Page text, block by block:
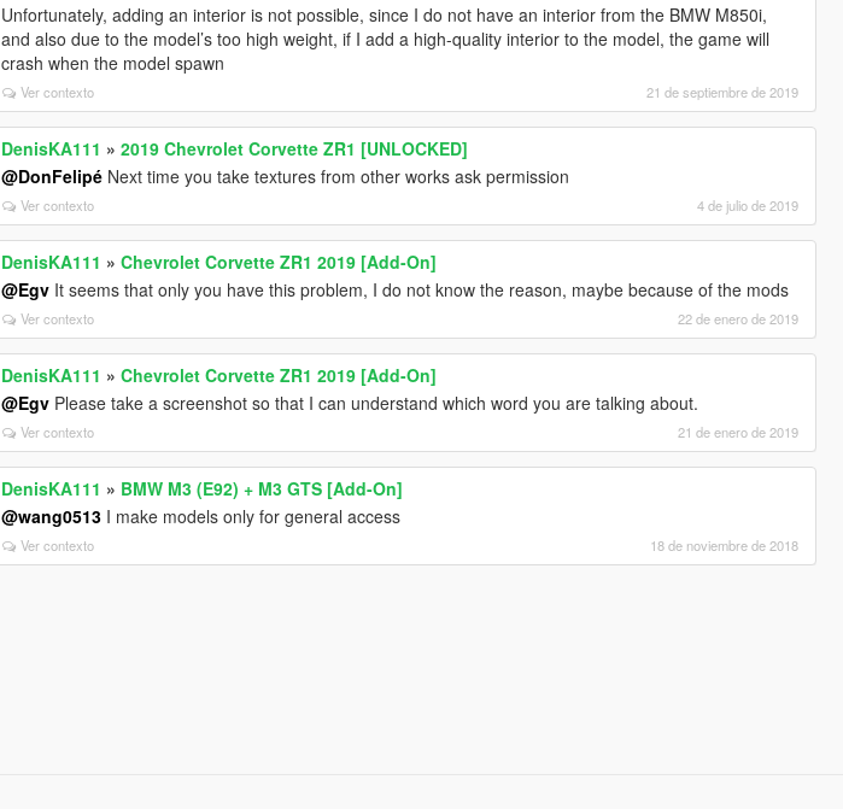
Unfortunately, adding an interior is not possible, since I do not have an interior from the BMW M850i,
and also due to the model’s too high weight, if I add a high-quality interior to the model, the game will
crash when the model spawn
Ver contexto 21 de septiembre de 2019
DenisKA111 »2019 Chevrolet Corvette ZR1 [UNLOCKED]
@DonFelipé Next time you take textures from other works ask permission
Ver contexto 4 de julio de 2019
DenisKA111 »Chevrolet Corvette ZR1 2019 [Add-On]
@Egv It seems that only you have this problem, I do not know the reason, maybe because of the mods
Ver contexto 22 de enero de 2019
DenisKA111 »Chevrolet Corvette ZR1 2019 [Add-On]
@Egv Please take a screenshot so that I can understand which word you are talking about.
Ver contexto 21 de enero de 2019
DenisKA111 » BMW M3 (E92) + M3 GTS [Add-On]
@wang0513 I make models only for general access
Ver contexto 18 de noviembre de 2018